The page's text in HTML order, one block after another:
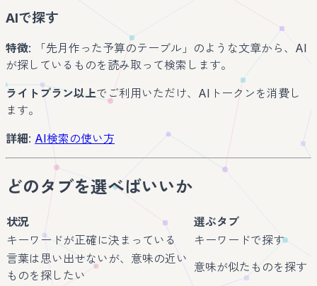
AIで探す
特徴: 「先月作った予算のテーブル」のような文章から、AI
が探しているものを読み取って検索します。
ライトプラン以上でご利用いただけ、AIトークンを消費し
ます。
詳細: AI検索の使い方
どのタブを選べばいいか
状況
選ぶタブ
キーワードが正確に決まっている
キーワードで探す
言葉は思い出せないが、意味の近い
ものを探したい
意味が似たものを探す